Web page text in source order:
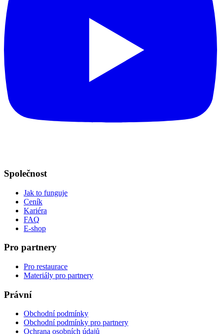
Společnost
Jak to funguje
Ceník
Kariéra
FAQ
E-shop
Pro partnery
Pro restaurace
Materiály pro partnery
Právní
Obchodní podmínky
Obchodní podmínky pro partnery
Ochrana osobních údajů